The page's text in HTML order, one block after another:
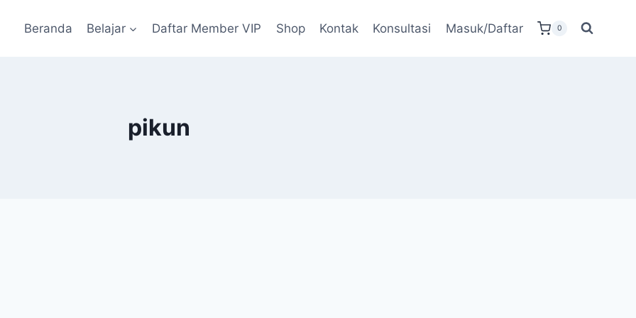
Beranda Belajar Daftar Member VIP Shop Kontak Konsultasi Masuk/Daftar 0
pikun